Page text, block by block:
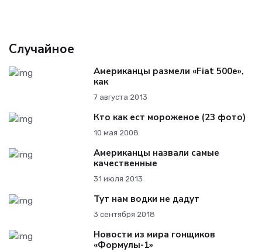
Случайное
Американцы размели «Fiat 500e»,
как
7 августа 2013
Кто как ест мороженое (23 фото)
10 мая 2008
Американцы назвали самые
качественные
31 июля 2013
Тут нам водки не дадут
3 сентября 2018
Новости из мира гонщиков
«Формулы-1»